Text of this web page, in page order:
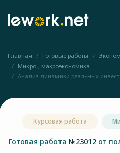
Главная Готовые работы
Микро-, макроэкономика
Анализ динамики реальных
Курсовая работа
Готовая работа №23012 от